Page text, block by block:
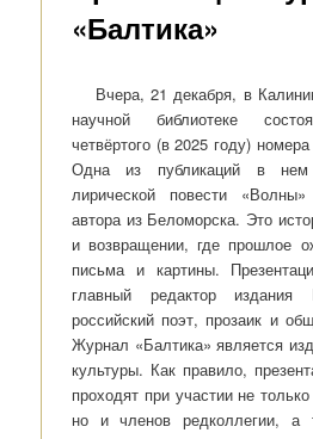
«Балтика»
Вчера, 21 декабря, в
научной библиотеке
четвёртого (в 2025 году)
Одна из публикаций в
лирической повести
автора из Беломорска. Это
и возвращении, где прошлое
письма и картины.
главный редактор издания
российский поэт, прозаик и
Журнал «Балтика» является
культуры. Как правило,
проходят при участии не
но и членов редколлегии, а